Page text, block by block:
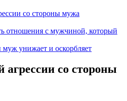
со стороны мужа
отношения с мужчиной, который
муж унижает и оскорбляет
со стороны